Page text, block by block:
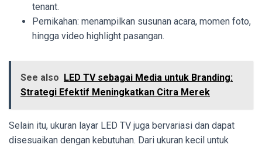
tenant.
Pernikahan: menampilkan susunan acara, momen foto,
hingga video highlight pasangan.
See also LED TV sebagai Media untuk Branding:
Strategi Efektif Meningkatkan Citra Merek
Selain itu, ukuran layar LED TV juga bervariasi dan dapat
disesuaikan dengan kebutuhan. Dari ukuran kecil untuk